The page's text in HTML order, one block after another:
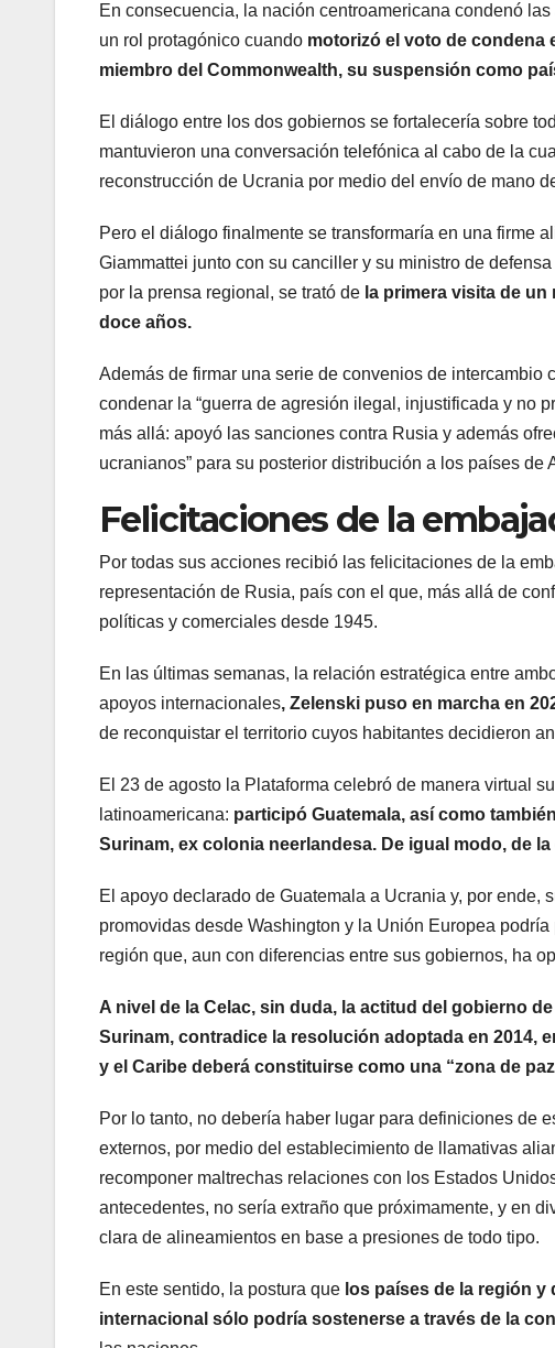
En consecuencia, la nación centroamericana condenó
un rol protagónico cuando motorizó el voto de condena
miembro del Commonwealth, su suspensión como
El diálogo entre los dos gobiernos se fortalecería sobre
mantuvieron una conversación telefónica al cabo de la
reconstrucción de Ucrania por medio del envío de mano
Pero el diálogo finalmente se transformaría en una firme
Giammattei junto con su canciller y su ministro de
por la prensa regional, se trató de la primera visita de
doce años.
Además de firmar una serie de convenios de intercambio
condenar la “guerra de agresión ilegal, injustificada y no
más allá: apoyó las sanciones contra Rusia y además
ucranianos” para su posterior distribución a los países de
Felicitaciones de la
Por todas sus acciones recibió las felicitaciones de la
representación de Rusia, país con el que, más allá de
políticas y comerciales desde 1945.
En las últimas semanas, la relación estratégica entre
apoyos internacionales, Zelenski puso en marcha en
de reconquistar el territorio cuyos habitantes decidieron
El 23 de agosto la Plataforma celebró de manera virtual
latinoamericana: participó Guatemala, así como
Surinam, ex colonia neerlandesa. De igual modo, de
El apoyo declarado de Guatemala a Ucrania y, por
promovidas desde Washington y la Unión Europea
región que, aun con diferencias entre sus gobiernos, ha
A nivel de la Celac, sin duda, la actitud del gobierno
Surinam, contradice la resolución adoptada en 2014,
y el Caribe deberá constituirse como una “zona de
Por lo tanto, no debería haber lugar para definiciones de
externos, por medio del establecimiento de llamativas
recomponer maltrechas relaciones con los Estados
antecedentes, no sería extraño que próximamente, y en
clara de alineamientos en base a presiones de todo tipo.
En este sentido, la postura que los países de la región
internacional sólo podría sostenerse a través de la